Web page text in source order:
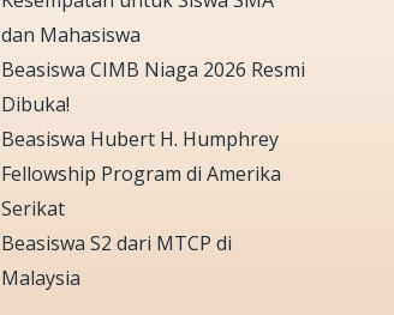
dan Mahasiswa
Beasiswa CIMB Niaga 2026 Resmi
Dibuka!
Beasiswa Hubert H. Humphrey
Fellowship Program di Amerika
Serikat
Beasiswa S2 dari MTCP di
Malaysia